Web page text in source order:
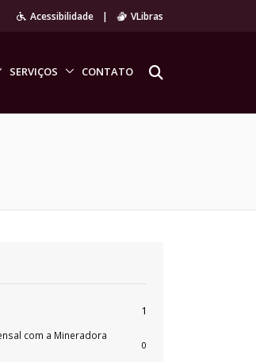
Acessibilidade | VLibras
SERVIÇOS CONTATO
1
com a Mineradora
0